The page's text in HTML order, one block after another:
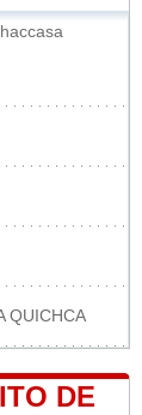
QUICHCA
DE